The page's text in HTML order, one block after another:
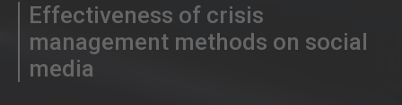
Effectiveness of crisis
management methods on social
media